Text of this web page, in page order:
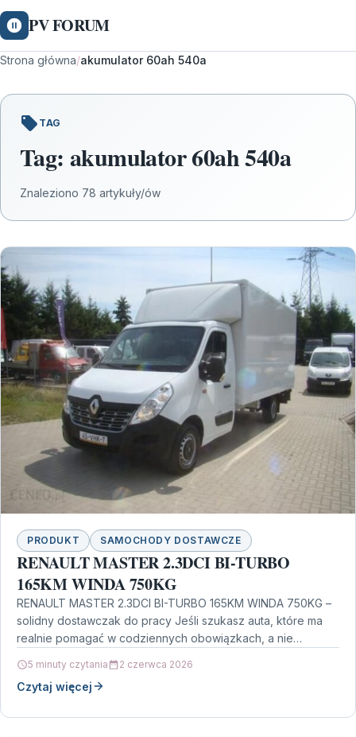
PV FORUM
Strona główna/akumulator 60ah 540a
TAG
Tag: akumulator 60ah 540a
Znaleziono 78 artykuły/ów
PRODUKT SAMOCHODY DOSTAWCZE
RENAULT MASTER 2.3DCI BI-TURBO
165KM WINDA 750KG
RENAULT MASTER 2.3DCI BI-TURBO 165KM WINDA 750KG –
solidny dostawczak do pracy Jeśli szukasz auta, które ma
realnie pomagać w codziennych obowiązkach, a nie…
5 minuty czytania 2 czerwca 2026
Czytaj więcej